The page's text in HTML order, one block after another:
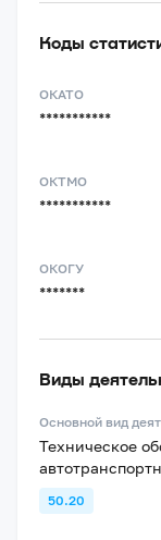
Коды
ОКАТО
***********
ОКТМО
***********
ОКОГУ
*******
Виды
Основной вид
Техническое
50.20